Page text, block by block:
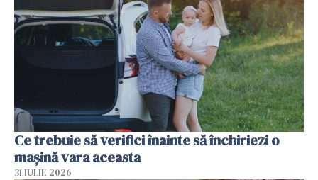
Ce trebuie să verifici înainte să închiriezi o
mașină vara aceasta
31 IULIE 2026